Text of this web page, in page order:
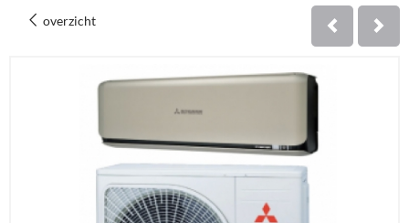
overzicht